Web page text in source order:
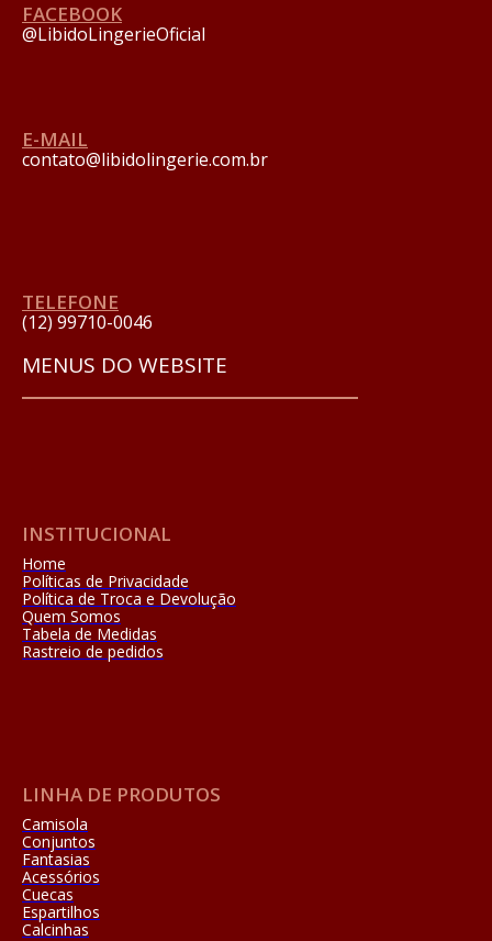
FACEBOOK
@LibidoLingerieOficial
E-MAIL
contato@libidolingerie.com.br
TELEFONE
(12) 99710-0046
MENUS DO WEBSITE
INSTITUCIONAL
Home
Políticas de Privacidade
Política de Troca e Devolução
Quem Somos
Tabela de Medidas
Rastreio de pedidos
LINHA DE PRODUTOS
Camisola
Conjuntos
Fantasias
Acessórios
Cuecas
Espartilhos
Calcinhas